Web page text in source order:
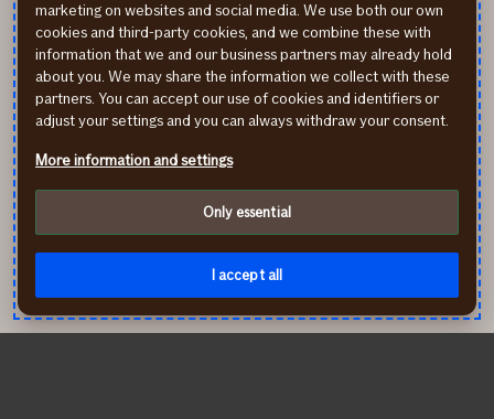
Mājoklim
Visi veidi
Kļūsti par If partneri
If partneri
Partneru servisi
If Online sistēma Eagle
Atbalsts 24/7: 67 338 333
Palīdzība uz ceļa +371 67
514342
If Apdrošināšanas
izplatītāji
Pirmslīguma informācija
Rekvizīti
marketing on websites and social media. We use both our own
cookies and third-party cookies, and we combine these with
information that we and our business partners may already hold
about you. We may share the information we collect with these
partners. You can accept our use of cookies and identifiers or
adjust your settings and you can always withdraw your consent.
More information and settings
Only essential
I accept all